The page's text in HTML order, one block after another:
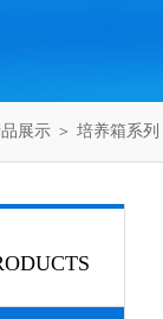
展示 ＞ 培养箱系列